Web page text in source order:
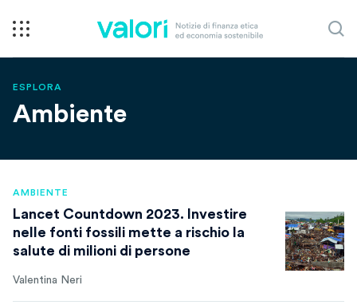
ESPLORA
Ambiente
AMBIENTE
Lancet Countdown 2023. Investire
nelle fonti fossili mette a rischio la
salute di milioni di persone
Valentina Neri